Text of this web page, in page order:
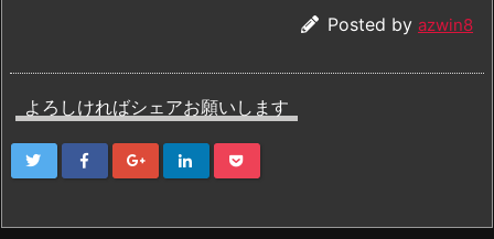
Posted by azwin8
よろしければシェアお願いします